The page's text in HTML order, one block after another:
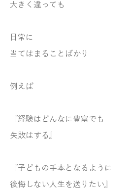
大きく違っても
日常に
当てはまることばかり
例えば
『経験はどんなに豊富でも
失敗はする』
『子どもの手本となるように
後悔しない人生を送りたい』